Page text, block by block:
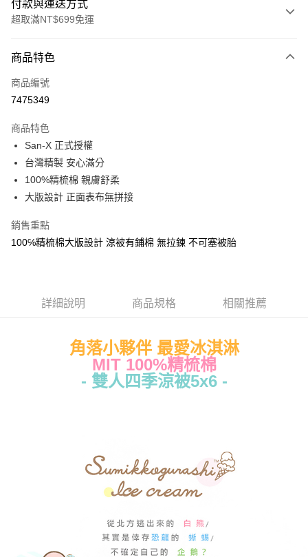
付款與運送方式
超取滿NT$699免運
信用卡一次付款
超商取貨付款
Apple Pay
街口支付
悠遊付
Google Pay
ATM付款
全家★依產品說明
7-11★依產品說明
每筆NT$60，滿NT$699(含以上)免運費
商品特色
商品編號
7475349
商品特色
San-X 正式授權
台灣精製 安心滿分
100%精梳棉 親膚舒柔
大版設計 正面表布無拼接
銷售重點
100℅精梳棉大版設計 涼被有鋪棉 無拉鍊 不可塞被胎
詳細說明 商品規格 相關推薦
角落小夥伴 最愛冰淇淋
MIT 100%精梳棉
- 雙人四季涼被5x6 -